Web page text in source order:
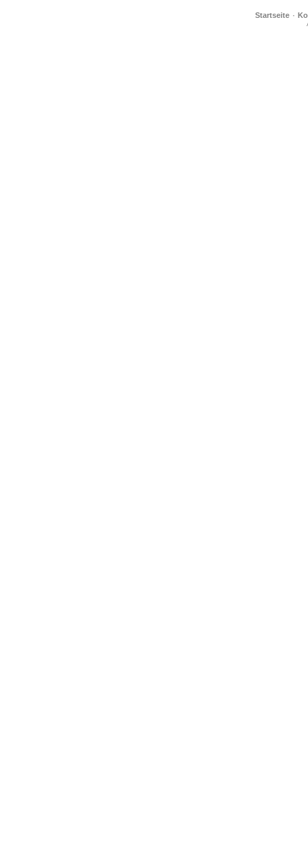
Startseite·